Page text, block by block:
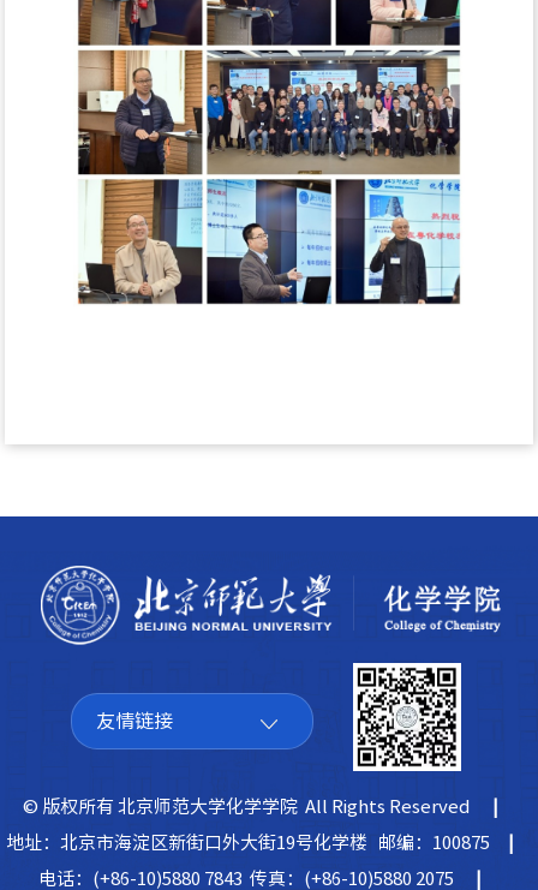
友情链接
© 版权所有 北京师范大学化学学院 All Rights Reserved
地址：北京市海淀区新街口外大街19号化学楼 邮编：100875
电话：(+86-10)5880 7843 传真：(+86-10)5880 2075